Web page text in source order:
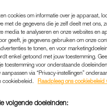
cookies om informatie over je apparaat,
de gegevens die je zelf deelt met ons,
media te analyseren en onze websites en
geeft, je gegevens gebruiken om onze
te tonen, en voor
enkel getoond met jouw toestemming.
voor onderstaande
via “Privacy-instellingen”
cookiebeleid.
Raadpleeg ons cookiebeleid
volgende doeleinden: